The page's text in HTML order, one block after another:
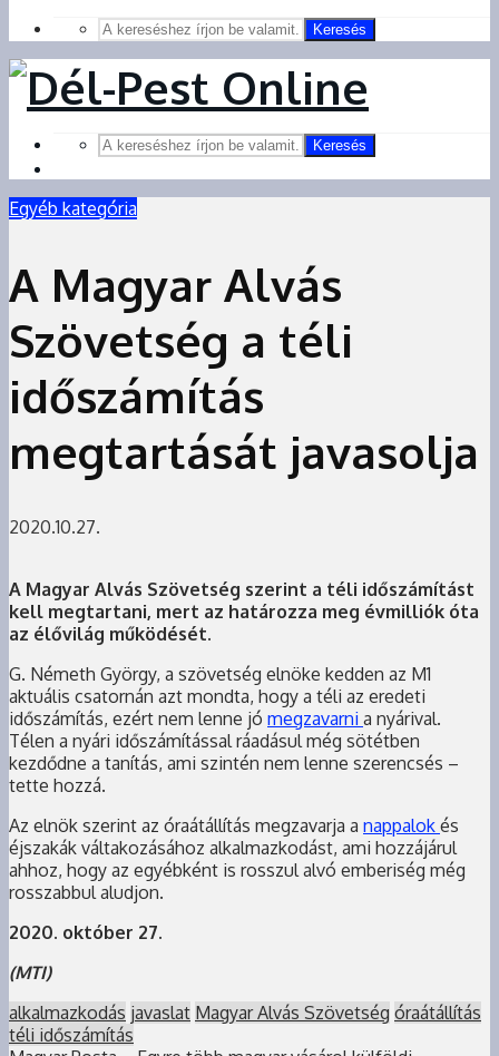
Keresés
Keresés
Egyéb kategória
A Magyar Alvás
Szövetség a téli
időszámítás
megtartását javasolja
2020.10.27.
A Magyar Alvás Szövetség szerint a téli időszámítást
kell megtartani, mert az határozza meg évmilliók óta
az élővilág működését.
G. Németh György, a szövetség elnöke kedden az M1
aktuális csatornán azt mondta, hogy a téli az eredeti
időszámítás, ezért nem lenne jó megzavarni a nyárival.
Télen a nyári időszámítással ráadásul még sötétben
kezdődne a tanítás, ami szintén nem lenne szerencsés –
tette hozzá.
Az elnök szerint az óraátállítás megzavarja a nappalok és
éjszakák váltakozásához alkalmazkodást, ami hozzájárul
ahhoz, hogy az egyébként is rosszul alvó emberiség még
rosszabbul aludjon.
2020. október 27.
(MTI)
alkalmazkodás javaslat Magyar Alvás Szövetség óraátállítás
téli időszámítás